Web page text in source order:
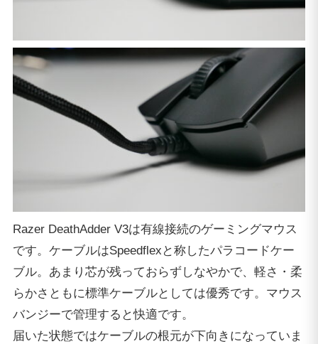
Razer DeathAdder V3は有線接続のゲーミングマウス
です。ケーブルはSpeedflexと称したパラコードケー
ブル。あまり芯が残っておらずしなやかで、軽さ・柔
らかさともに標準ケーブルとしては優秀です。マウス
バンジーで管理すると快適です。
届いた状態ではケーブルの根元が下向きになっていま